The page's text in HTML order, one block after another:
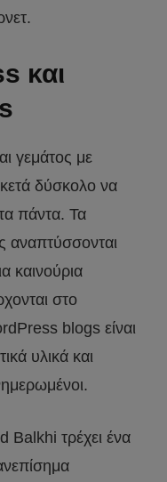
και
γεμάτος με
δύσκολο να
πάντα. Τα
αναπτύσσονται
καινούρια
στο
blogs είναι
υλικά και
Balkhi τρέχει ένα